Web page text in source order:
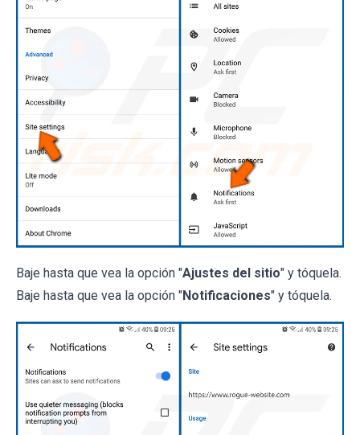
Baje hasta que vea la opción "Ajustes del sitio" y tóquela.
Baje hasta que vea la opción "Notificaciones" y tóquela.